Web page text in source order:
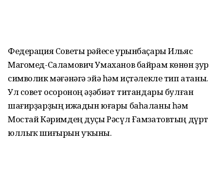
Федерация Советы рәйесе урынбаҫары Ильяс
Магомед-Саламович Умаханов байрам көнөн ҙур
символик мәғәнәгә эйә һәм иҫтәлекле тип атаны.
Ул совет осороноң әҙәбиәт титандары булған
шағирҙарҙың ижадын юғары баһаланы һәм
Мостай Кәримдең дуҫы Рәсүл Ғамзатовтың дүрт
юллыҡ шиғырын уҡыны.